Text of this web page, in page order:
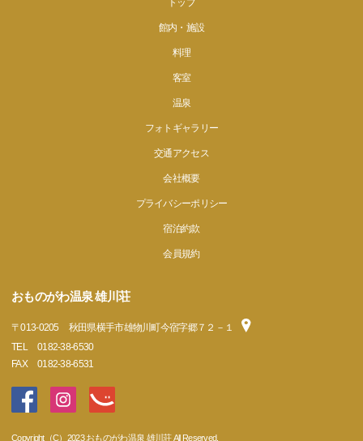
トップ
館内・施設
料理
客室
温泉
フォトギャラリー
交通アクセス
会社概要
プライバシーポリシー
宿泊約款
会員規約
おものがわ温泉 雄川荘
〒013-0205
秋田県横手市雄物川町今宿字郷７２－１
TEL
0182-38-6530
FAX
0182-38-6531
Copyright（C）2023 おものがわ温泉 雄川荘 All Reserved.